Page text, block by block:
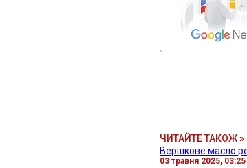
ЧИТАЙТЕ ТАКОЖ »
Вершкове масло
03 травня 2025, 03:25